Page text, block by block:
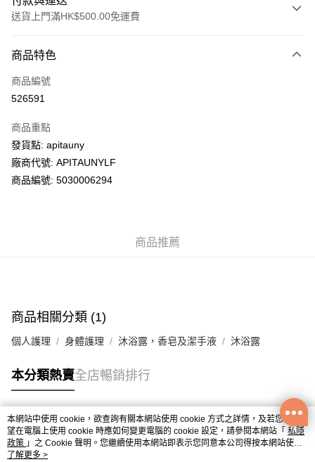
送貨上門滿HK$500.00免運費
信用卡
AlipayHK
WeChat Pay
送貨方式
每筆HK$50.00，滿HK$200.00或以上免運費
UNY 門市自取
商品特色
商品編號
526591
商品重點
發貨點: apitauny
廠商代號: APITAUNYLF
商品編號: 5030006294
商品推薦
商品相關分類 (1)
個人護理 身體護理 沐浴露，香皂及潔手液 沐浴露
本分類熱賣全店暢銷排行
熱門標籤
熱銷排行
本網站中使用 cookie，欲查詢有關本網站使用 cookie 方式之詳情，及若您不希
望在電腦上使用 cookie 時應如何變更電腦的 cookie 設定，請參閱本網站「 私隱
政策 」之 Cookie 聲明。您繼續使用本網站即表示您同意本公司得按本網站使用
條款之 Cookie 聲明使用 cookie。
了解更多 >